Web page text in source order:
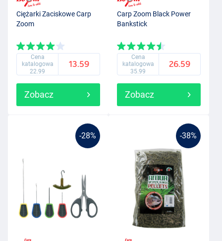
Ciężarki Zaciskowe Carp
Zoom
Cena
katalogowa
22.99
13.59
Zobacz
Carp Zoom Black Power
Bankstick
Cena
katalogowa
35.99
26.59
Zobacz
-28% -38%